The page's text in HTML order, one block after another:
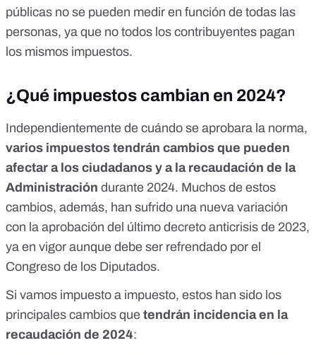
públicas no se pueden medir en función de todas las
personas, ya que no todos los contribuyentes pagan
los mismos impuestos.
¿Qué impuestos cambian en 2024?
Independientemente de cuándo se aprobara la norma,
varios impuestos tendrán cambios que pueden
afectar a los ciudadanos y a la recaudación de la
Administración durante 2024. Muchos de estos
cambios, además, han sufrido una nueva variación
con la aprobación del último decreto anticrisis de 2023,
ya en vigor aunque debe ser refrendado por el
Congreso de los Diputados.
Si vamos impuesto a impuesto, estos han sido los
principales cambios que tendrán incidencia en la
recaudación de 2024: